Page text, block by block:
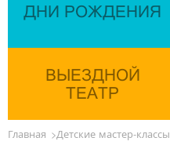
ДНИ РОЖДЕНИЯ
ВЫЕЗДНОЙ
ТЕАТР
Главная Детские мастер-классы